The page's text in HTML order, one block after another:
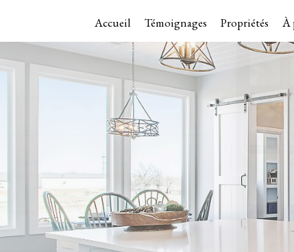
Accueil Témoignages Propriétés À